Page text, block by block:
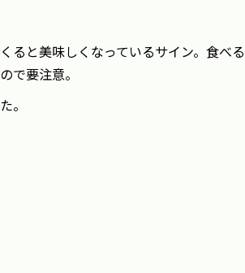
ると美味しくなっているサイン。食べ
で要注意。
。